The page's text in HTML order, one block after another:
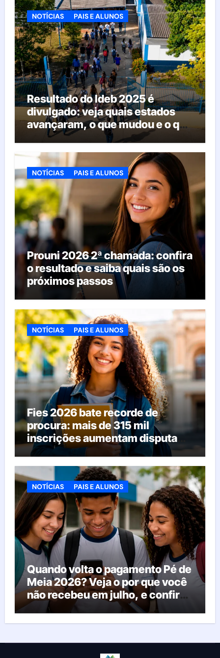
NOTÍCIAS PAIS E ALUNOS
Resultado do Ideb 2025 é
divulgado: veja quais estados
avançaram, o que mudou e o que
esperar da educação brasileira
NOTÍCIAS PAIS E ALUNOS
Prouni 2026 2ª chamada: confira
o resultado e saiba quais são os
próximos passos
NOTÍCIAS PAIS E ALUNOS
Fies 2026 bate recorde de
procura: mais de 315 mil
inscrições aumentam disputa
pelas vagas; veja o que acontece
agora
NOTÍCIAS PAIS E ALUNOS
Quando volta o pagamento Pé de
Meia 2026? Veja o por que você
não recebeu em julho, e confira
o calendário oficial